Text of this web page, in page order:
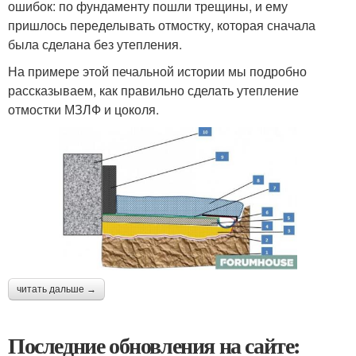
ошибок: по фундаменту пошли трещины, и ему
пришлось переделывать отмостку, которая сначала
была сделана без утепления.
На примере этой печальной истории мы подробно
рассказываем, как правильно сделать утепление
отмостки МЗЛФ и цоколя.
читать дальше →
Последние обновления на сайте: